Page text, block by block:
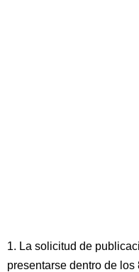
1. La solicitud de
presentarse dentro de